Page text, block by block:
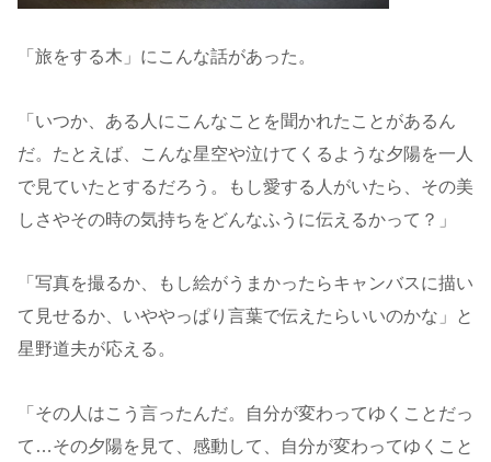
「旅をする木」にこんな話があった。
「いつか、ある人にこんなことを聞かれたことがあるん
だ。たとえば、こんな星空や泣けてくるような夕陽を一人
で見ていたとするだろう。もし愛する人がいたら、その美
しさやその時の気持ちをどんなふうに伝えるかって？」
「写真を撮るか、もし絵がうまかったらキャンバスに描い
て見せるか、いややっぱり言葉で伝えたらいいのかな」と
星野道夫が応える。
「その人はこう言ったんだ。自分が変わってゆくことだっ
て…その夕陽を見て、感動して、自分が変わってゆくこと